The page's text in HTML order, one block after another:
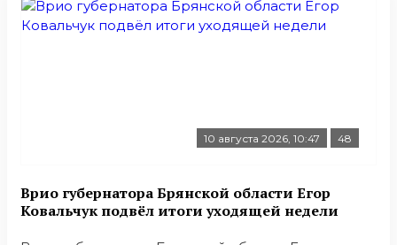
10 августа 2026, 10:47 48
Врио губернатора Брянской области Егор
Ковальчук подвёл итоги уходящей недели